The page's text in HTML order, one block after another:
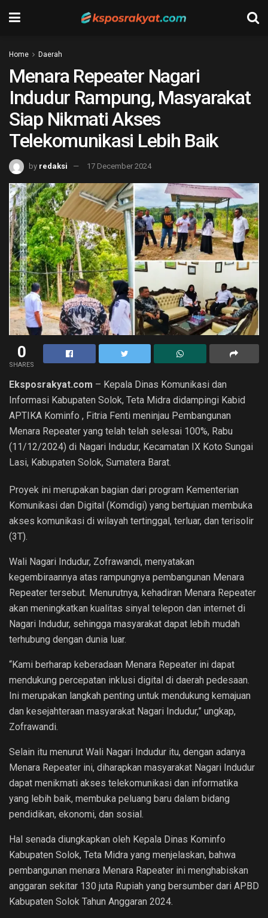
Home Daerah
Menara Repeater Nagari
Indudur Rampung, Masyarakat
Siap Nikmati Akses
Telekomunikasi Lebih Baik
by redaksi 17 December 2024
0
SHARES
Eksposrakyat.com – Kepala Dinas Komunikasi dan
Informasi Kabupaten Solok, Teta Midra didampingi Kabid
APTIKA Kominfo , Fitria Fenti meninjau Pembangunan
Menara Repeater yang telah telah selesai 100%, Rabu
(11/12/2024) di Nagari Indudur, Kecamatan IX Koto Sungai
Lasi, Kabupaten Solok, Sumatera Barat.
Proyek ini merupakan bagian dari program Kementerian
Komunikasi dan Digital (Komdigi) yang bertujuan membuka
akses komunikasi di wilayah tertinggal, terluar, dan terisolir
(3T).
Wali Nagari Indudur, Zofrawandi, menyatakan
kegembiraannya atas rampungnya pembangunan Menara
Repeater tersebut. Menurutnya, kehadiran Menara Repeater
akan meningkatkan kualitas sinyal telepon dan internet di
Nagari Indudur, sehingga masyarakat dapat lebih mudah
terhubung dengan dunia luar.
“Kami berharap keberadaan Menara Repeater ini dapat
mendukung percepatan inklusi digital di daerah pedesaan.
Ini merupakan langkah penting untuk mendukung kemajuan
dan kesejahteraan masyarakat Nagari Indudur,” ungkap,
Zofrawandi.
Selain itu menurut Wali Nagari Indudur itu, dengan adanya
Menara Repeater ini, diharapkan masyarakat Nagari Indudur
dapat menikmati akses telekomunikasi dan informatika
yang lebih baik, membuka peluang baru dalam bidang
pendidikan, ekonomi, dan sosial.
Hal senada diungkapkan oleh Kepala Dinas Kominfo
Kabupaten Solok, Teta Midra yang menjelaskan, bahwa
pembangunan menara Menara Rapeater ini menghabiskan
anggaran sekitar 130 juta Rupiah yang bersumber dari APBD
Kabupaten Solok Tahun Anggaran 2024.